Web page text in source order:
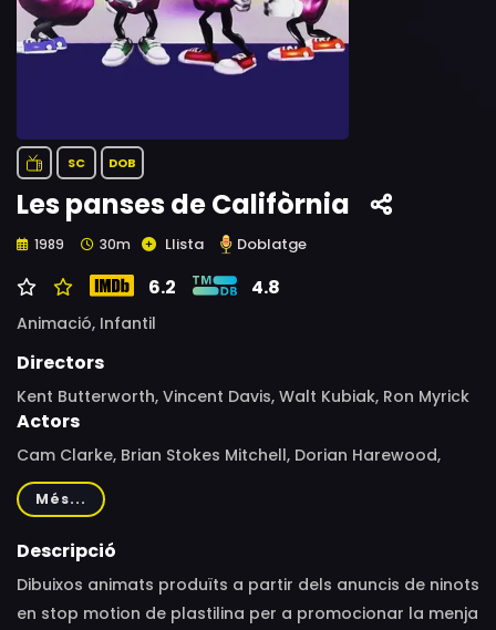
SC DOB
Les panses de Califòrnia
1989 30m Llista Doblatge
6.2 4.8
Animació, Infantil
Directors
Kent Butterworth, Vincent Davis, Walt Kubiak, Ron Myrick
Actors
Cam Clarke, Brian Stokes Mitchell, Dorian Harewood,
Willard E. Pugh, Cree Summer, Brian Cummings, Jim
Cummings
Més...
Descripció
Dibuixos animats produïts a partir dels anuncis de ninots
en stop motion de plastilina per a promocionar la menja